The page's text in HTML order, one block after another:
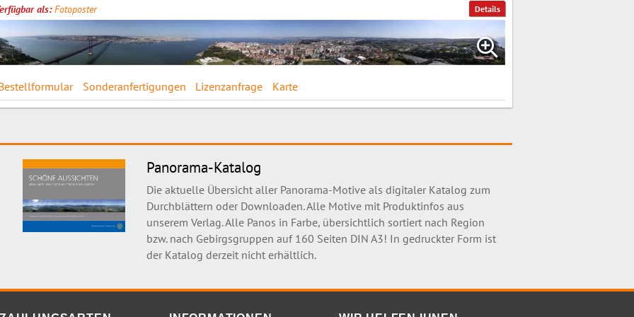
Details
als:Fotoposter
Sonderanfertigungen Lizenzanfrage Karte
Panorama-Katalog
Die aktuelle Übersicht aller Panorama-Motive als digitaler Katalog zum
Durchblättern oder Downloaden. Alle Motive mit Produktinfos aus
unserem Verlag. Alle Panos in Farbe, übersichtlich sortiert nach Region
bzw. nach Gebirgsgruppen auf 160 Seiten DIN A3! In gedruckter Form ist
der Katalog derzeit nicht erhältlich.